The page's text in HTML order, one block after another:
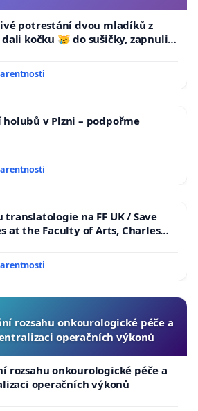
potrestání dvou mladíků z
kočku 😿 do sušičky, zapnuli ji
v Plzni – podpořme
translatologie na FF UK / Save
at the Faculty of Arts, Charles
rozsahu onkourologické péče a
operačních výkonů
rozsahu onkourologické péče a
operačních výkonů